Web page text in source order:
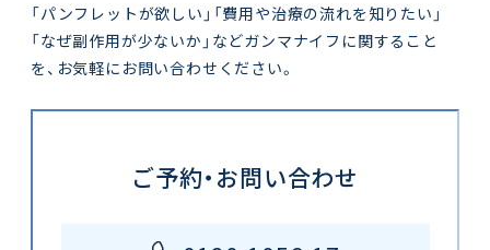
「パンフレットが欲しい」「費用や治療の流れを知りたい」
「なぜ副作用が少ないか」などガンマナイフに関すること
を、お気軽にお問い合わせください。
ご予約・お問い合わせ